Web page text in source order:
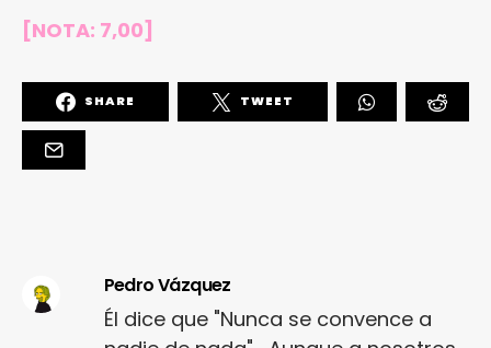
[NOTA: 7,00]
SHARE TWEET
Pedro Vázquez
Él dice que "Nunca se convence a